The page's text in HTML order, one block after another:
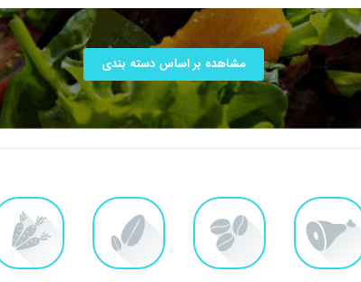
مشاهده بر اساس دسته بندی